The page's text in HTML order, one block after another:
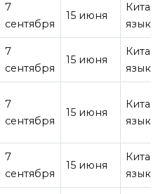
7
сентября
15 июня
язык
7
сентября
15 июня
язык
7
сентября
15 июня
язык
7
сентября
15 июня
язык